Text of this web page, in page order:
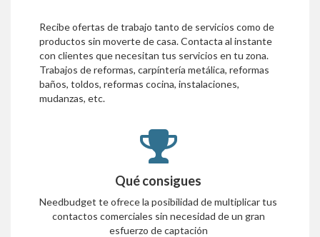
Recibe ofertas de trabajo tanto de servicios como de
productos sin moverte de casa. Contacta al instante
con clientes que necesitan tus servicios en tu zona.
Trabajos de reformas, carpíntería metálica, reformas
baños, toldos, reformas cocina, instalaciones,
mudanzas, etc.
Qué consigues
Needbudget te ofrece la posibilidad de multiplicar tus
contactos comerciales sin necesidad de un gran
esfuerzo de captación